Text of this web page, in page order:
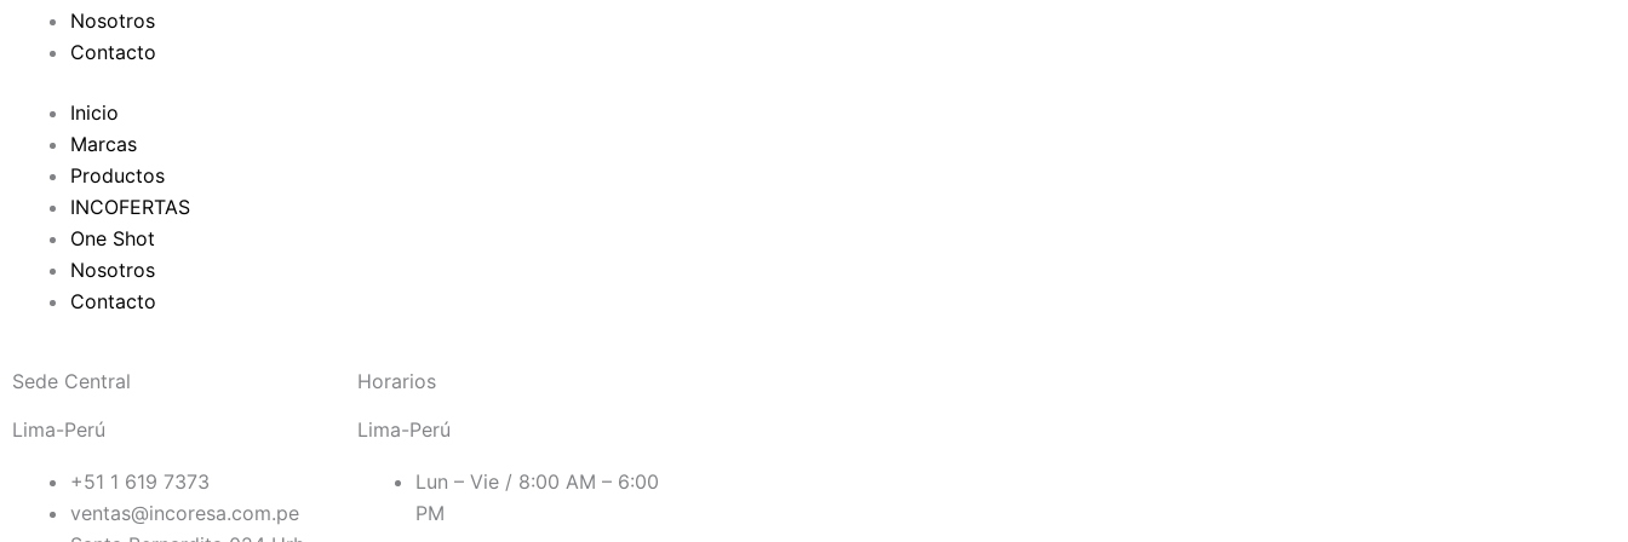
-
f
Nosotros
Contacto
Inicio
Marcas
Productos
INCOFERTAS
One Shot
Nosotros
Contacto
Sede Central
Lima-Perú
+51 1 619 7373
ventas@incoresa.com.pe
Horarios
Lima-Perú
Lun – Vie / 8:00 AM – 6:00
PM